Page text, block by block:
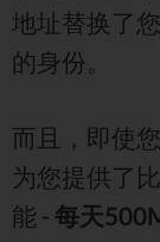
地址替换了
的身份。
而且，即使
为您提供了
能 - 每天